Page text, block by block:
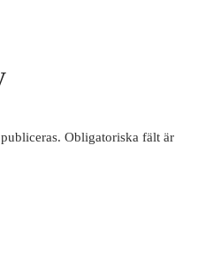
Obligatoriska fält är